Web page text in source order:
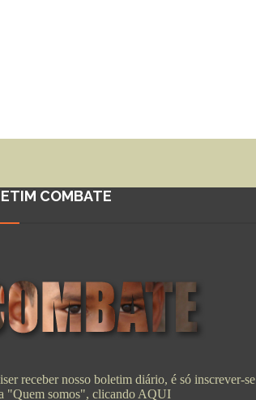
COMBATE
receber nosso boletim diário, é só inscrever-se
"Quem somos", clicandoAQUI